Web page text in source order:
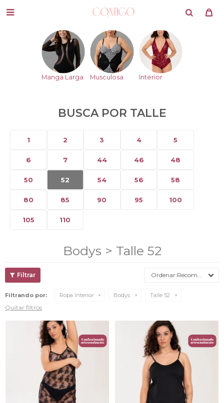

Manga Larga Musculosa Interior
BUSCA POR TALLE
1 2 3 4 5
6 7 44 46 48
50 52 54 56 58
80 85 90 95 100
105 110
Bodys > Talle 52
Recomendados
Filtrando por: Ropa Interior Bodys Talle 52
Quitar filtros